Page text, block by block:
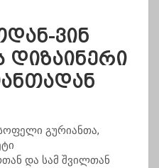
ვინ
დიზაინერი
გურიანთა,
და სამ შვილთან